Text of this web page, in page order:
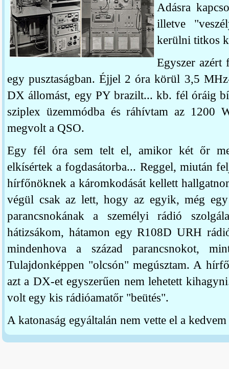
Adásra
illetve
kerülni titkos
Egyszer azért
egy pusztaságban. Éjjel 2 óra körül 3,5
DX állomást, egy PY brazilt... kb. fél óráig
sziplex üzemmódba és ráhívtam az 1200
megvolt a QSO.
Egy fél óra sem telt el, amikor két őr
elkísértek a fogdasátorba... Reggel, miután
hírfőnöknek a káromkodását kellett
végül csak az lett, hogy az egyik, még egy
parancsnokának a személyi rádió
hátizsákom, hátamon egy R108D URH
mindenhova a század parancsnokot,
Tulajdonképpen "olcsón" megúsztam. A
azt a DX-et egyszerűen nem lehetett
volt egy kis rádióamatőr "beütés".
A katonaság egyáltalán nem vette el a